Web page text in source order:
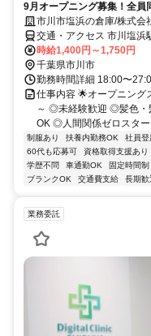
9月オープニング募集！全
市川市塩浜の倉庫/株式会
交通・アクセス 市川塩浜
時給1,400円～1,750円
千葉県市川市
勤務時間詳細 18:00〜
仕事内容 🌟オープニング
～ ◎未経験歓迎 ◎髪色
OK ◎人間関係ゼロスタ
制服あり 扶養内勤務OK 社員登
60代も応募可
資格取得支援あり
学歴不問
車通勤OK 固定時間制
ブランクOK
交通費支給 長期歓
業務委託